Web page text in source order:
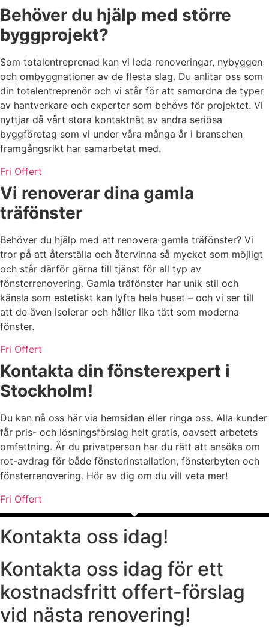
Behöver du hjälp med större
byggprojekt?
Som totalentreprenad kan vi leda renoveringar, nybyggen
och ombyggnationer av de flesta slag. Du anlitar oss som
din totalentreprenör och vi står för att samordna de typer
av hantverkare och experter som behövs för projektet. Vi
nyttjar då vårt stora kontaktnät av andra seriösa
byggföretag som vi under våra många år i branschen
framgångsrikt har samarbetat med.
Fri Offert
Vi renoverar dina gamla
träfönster
Behöver du hjälp med att renovera gamla träfönster? Vi
tror på att återställa och återvinna så mycket som möjligt
och står därför gärna till tjänst för all typ av
fönsterrenovering. Gamla träfönster har unik stil och
känsla som estetiskt kan lyfta hela huset – och vi ser till
att de även isolerar och håller lika tätt som moderna
fönster.
Fri Offert
Kontakta din fönsterexpert i
Stockholm!
Du kan nå oss här via hemsidan eller ringa oss. Alla kunder
får pris- och lösningsförslag helt gratis, oavsett arbetets
omfattning. Är du privatperson har du rätt att ansöka om
rot-avdrag för både fönsterinstallation, fönsterbyten och
fönsterrenovering. Hör av dig om du vill veta mer!
Fri Offert
Kontakta oss idag!
Kontakta oss idag för ett
kostnadsfritt offert-förslag
vid nästa renovering!